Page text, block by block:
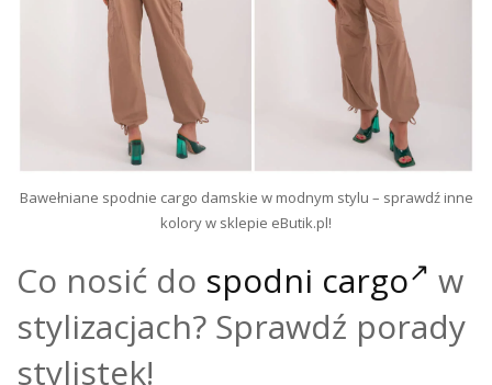
Bawełniane spodnie cargo damskie w modnym stylu – sprawdź inne
kolory w sklepie eButik.pl!
Co nosić do spodni cargo
w
stylizacjach? Sprawdź porady
stylistek!